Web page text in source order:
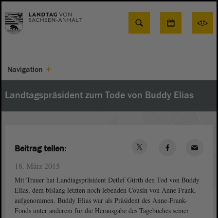
Suche
Navigation
Landtagspräsident zum Tode von Buddy Elias
18. März 2015
Mit Trauer hat Landtagspräsident Detlef Gürth den Tod von Buddy
Elias, dem bislang letzten noch lebenden Cousin von Anne Frank,
aufgenommen. Buddy Elias war als Präsident des Anne-Frank-
Fonds unter anderem für die Herausgabe des Tage­buches seiner
Beitrag teilen: